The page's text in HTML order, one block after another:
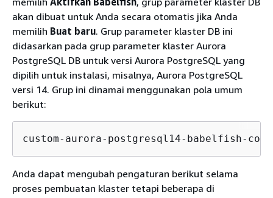
akan dibuat untuk Anda secara otomatis jika Anda
memilih Buat baru. Grup parameter klaster DB ini
didasarkan pada grup parameter klaster Aurora
PostgreSQL DB untuk versi Aurora PostgreSQL yang
dipilih untuk instalasi, misalnya, Aurora PostgreSQL
versi 14. Grup ini dinamai menggunakan pola umum
berikut:
custom-aurora-postgresql14-babelfish-
Anda dapat mengubah pengaturan berikut selama
proses pembuatan klaster tetapi beberapa di